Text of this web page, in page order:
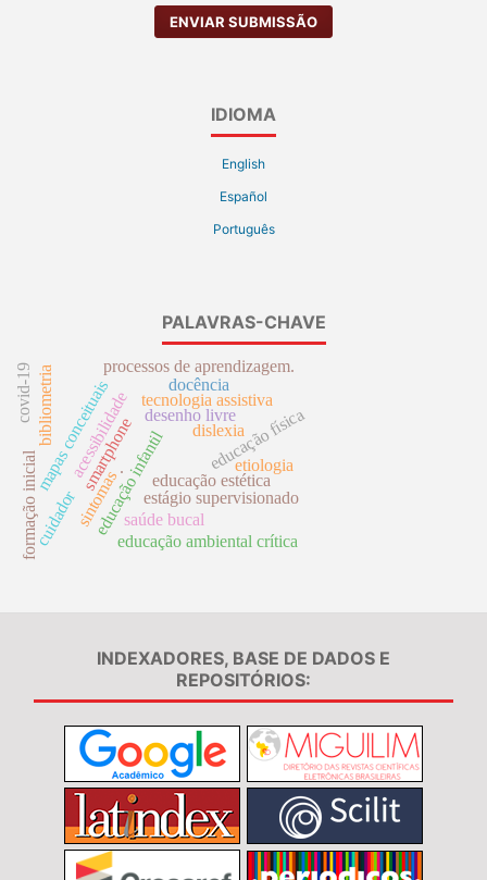
ENVIAR SUBMISSÃO
IDIOMA
English
Español
Português
PALAVRAS-CHAVE
desenho livre
educação infantileducação estética
acessibilidade tecnologia assistiva
dislexia
smartphone
.
mapas conceituais
processos de aprendizagem.
estágio supervisionado
formação inicial
docência
educação ambiental crítica
educação física
bibliometria
etiologia
cuidador saúde bucal
sintomas
covid-19
INDEXADORES, BASE DE DADOS E
REPOSITÓRIOS: